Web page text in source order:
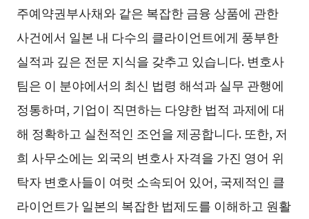
주예약권부사채와 같은 복잡한 금융 상품에 관한
사건에서 일본 내 다수의 클라이언트에게 풍부한
실적과 깊은 전문 지식을 갖추고 있습니다. 변호사
팀은 이 분야에서의 최신 법령 해석과 실무 관행에
정통하며, 기업이 직면하는 다양한 법적 과제에 대
해 정확하고 실천적인 조언을 제공합니다. 또한, 저
희 사무소에는 외국의 변호사 자격을 가진 영어 위
탁자 변호사들이 여럿 소속되어 있어, 국제적인 클
라이언트가 일본의 복잡한 법제도를 이해하고 원활